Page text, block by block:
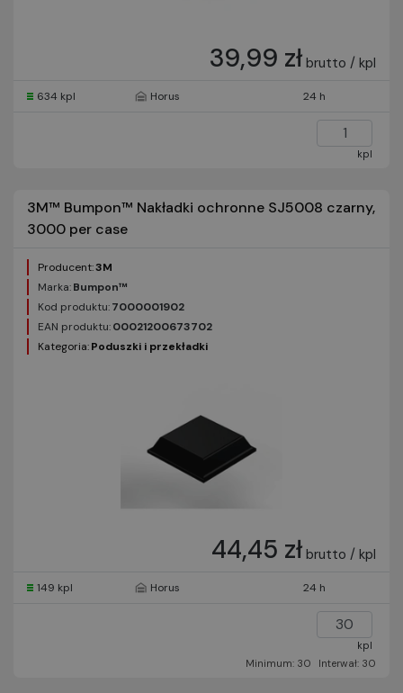
39,99 zł brutto / kpl
634 kpl Horus 24 h
kpl
3M™ Bumpon™ Nakładki ochronne SJ5008 czarny,
3000 per case
Producent:3M
Marka:Bumpon™
Kod produktu:7000001902
EAN produktu:00021200673702
Kategoria:Poduszki i przekładki
44,45 zł brutto / kpl
149 kpl Horus 24 h
kpl
Minimum: 30
Interwał: 30